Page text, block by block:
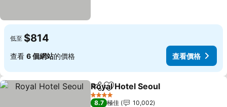
低至 $814
查看 6 個網站的價格 查看價格
分享 放到收藏夾
Royal Hotel Seoul
4 星級
8.7 極佳
10,002